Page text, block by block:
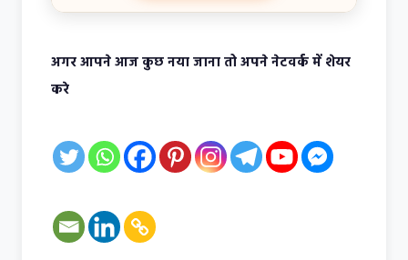
अगर आपने आज कुछ नया जाना तो अपने नेटवर्क में शेयर
करे